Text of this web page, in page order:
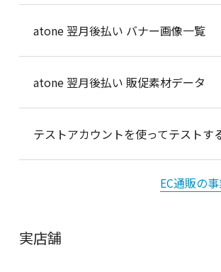
EC通販の事業者様
加盟店管理システム
お客様向けヘルプ
atone 翌月後払い バナー画像一覧
atone 翌月後払い 販促素材データ
テストアカウントを使ってテストす
EC通販の
実店舗